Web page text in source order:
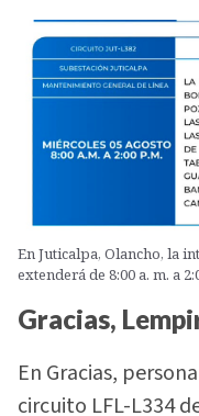
En Juticalpa, Olancho, la
extenderá de 8:00 a. m. a
Gracias,
En Gracias,
circuito LFL-L334